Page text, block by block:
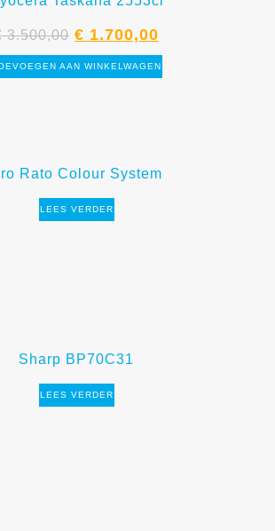
3.500,00 € 1.700,00
AAN WINKELWAGEN
Rato Colour System
LEES VERDER
Sharp BP70C31
LEES VERDER